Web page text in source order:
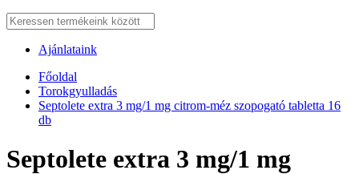
Ajánlataink
Főoldal
Torokgyulladás
Septolete extra 3 mg/1 mg citrom-méz szopogató tabletta 16
db
Septolete extra 3 mg/1 mg